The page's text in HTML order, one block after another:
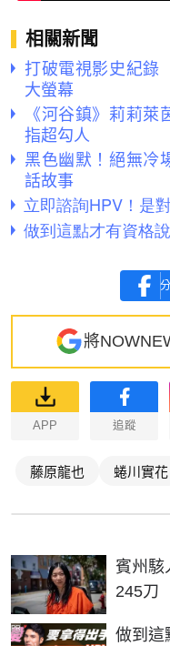
相關新聞
打破電視影史紀
大螢幕
《河谷鎮》莉莉
指超勾人
黑色幽默！絕無
話故事
將
APP 追蹤
藤原龍也 蜷川實花
賓州駭
245刀
做到這
PR